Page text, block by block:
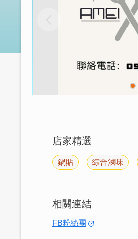
店家精選
鍋貼 綜合滷味
相關連結
FB粉絲團